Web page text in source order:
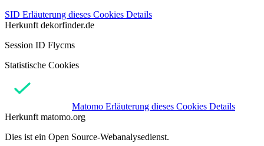
SID Erläuterung dieses Cookies Details
Herkunft dekorfinder.de
Session ID Flycms
Statistische Cookies
Matomo Erläuterung dieses Cookies Details
Herkunft matomo.org
Dies ist ein Open Source-Webanalysedienst.